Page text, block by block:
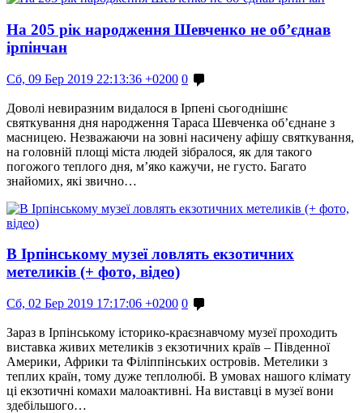
На 205 рік народження Шевченко не об’єднав
ірпінчан
Сб, 09 Бер 2019 22:13:36 +0200 0
Доволі невиразним видалося в Ірпені сьогоднішнє
святкування дня народження Тараса Шевченка об’єднане з
масницею. Незважаючи на зовні насичену афішу святкування,
на головній площі міста людей зібралося, як для такого
погожого теплого дня, м’яко кажучи, не густо. Багато
знайомих, які звично…
В Ірпінському музеї ловлять екзотичних
метеликів (+ фото, відео)
Сб, 02 Бер 2019 17:17:06 +0200 0
Зараз в Ірпінському історико-краєзнавчому музеї проходить
виставка живих метеликів з екзотичних країв – Південної
Америки, Африки та Філіппінських островів. Метелики з
теплих країн, тому дуже теплолюбі. В умовах нашого клімату
ці екзотичні комахи малоактивні. На виставці в музеї вони
здебільшого…